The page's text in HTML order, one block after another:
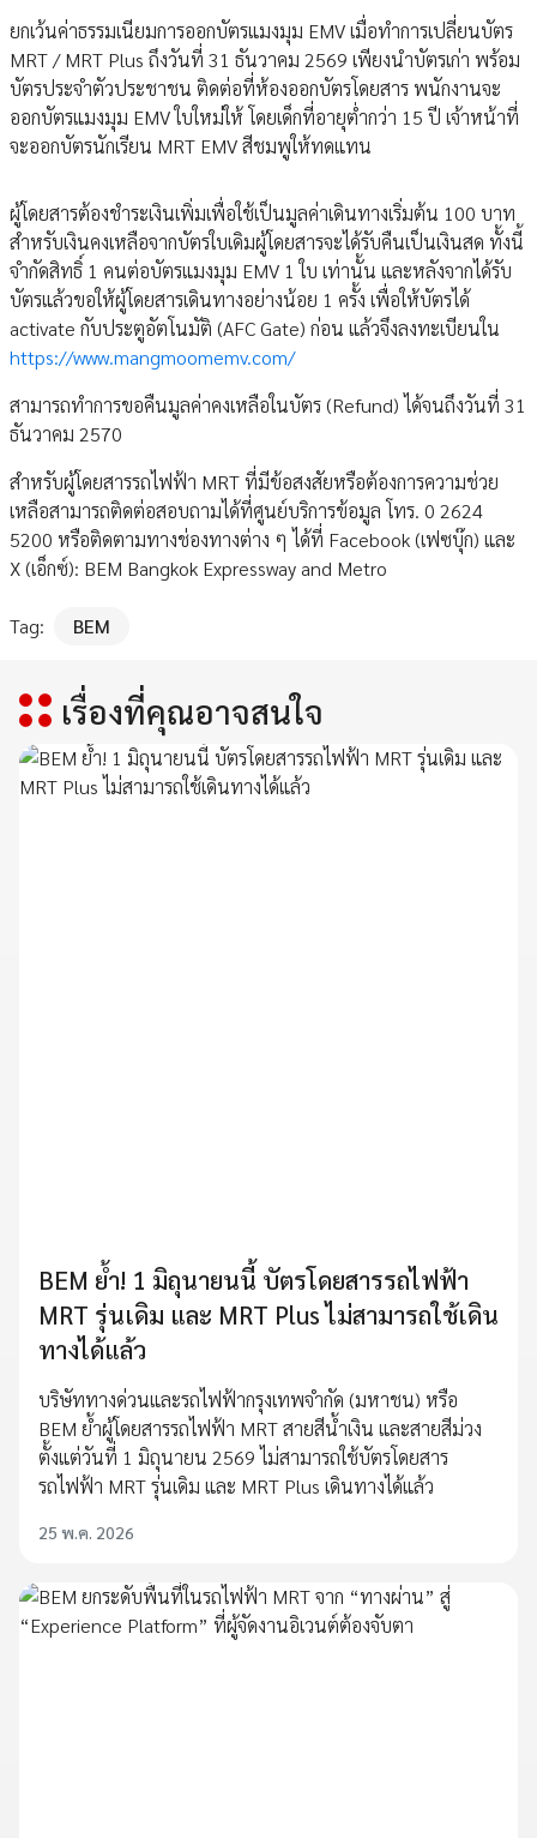
ยกเว้นค่าธรรมเนียมการออกบัตรแมงมุม EMV เมื่อทำการเปลี่ยนบัตร
MRT / MRT Plus ถึงวันที่ 31 ธันวาคม 2569 เพียงนำบัตรเก่า พร้อม
บัตรประจำตัวประชาชน ติดต่อที่ห้องออกบัตรโดยสาร พนักงานจะ
ออกบัตรแมงมุม EMV ใบใหม่ให้ โดยเด็กที่อายุต่ำกว่า 15 ปี เจ้าหน้าที่
จะออกบัตรนักเรียน MRT EMV สีชมพูให้ทดแทน
ผู้โดยสารต้องชำระเงินเพิ่มเพื่อใช้เป็นมูลค่าเดินทางเริ่มต้น 100 บาท
สำหรับเงินคงเหลือจากบัตรใบเดิมผู้โดยสารจะได้รับคืนเป็นเงินสด ทั้งนี้
จำกัดสิทธิ์ 1 คนต่อบัตรแมงมุม EMV 1 ใบ เท่านั้น และหลังจากได้รับ
บัตรแล้วขอให้ผู้โดยสารเดินทางอย่างน้อย 1 ครั้ง เพื่อให้บัตรได้
activate กับประตูอัตโนมัติ (AFC Gate) ก่อน แล้วจึงลงทะเบียนใน
https://www.mangmoomemv.com/
สามารถทำการขอคืนมูลค่าคงเหลือในบัตร (Refund) ได้จนถึงวันที่ 31
ธันวาคม 2570
สำหรับผู้โดยสารรถไฟฟ้า MRT ที่มีข้อสงสัยหรือต้องการความช่วย
เหลือสามารถติดต่อสอบถามได้ที่ศูนย์บริการข้อมูล โทร. 0 2624
5200 หรือติดตามทางช่องทางต่าง ๆ ได้ที่ Facebook (เฟซบุ๊ก) และ
X (เอ็กซ์): BEM Bangkok Expressway and Metro
Tag: BEM
เรื่องที่คุณอาจสนใจ
BEM ย้ำ! 1 มิถุนายนนี้ บัตรโดยสารรถไฟฟ้า
MRT รุ่นเดิม และ MRT Plus ไม่สามารถใช้เดิน
ทางได้แล้ว
บริษัททางด่วนและรถไฟฟ้ากรุงเทพจำกัด (มหาชน) หรือ
BEM ย้ำผู้โดยสารรถไฟฟ้า MRT สายสีน้ำเงิน และสายสีม่วง
ตั้งแต่วันที่ 1 มิถุนายน 2569 ไม่สามารถใช้บัตรโดยสาร
รถไฟฟ้า MRT รุ่นเดิม และ MRT Plus เดินทางได้แล้ว
25 พ.ค. 2026